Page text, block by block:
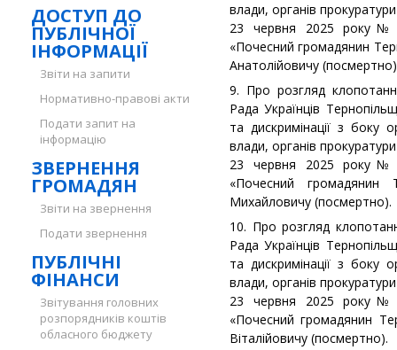
ДОСТУП ДО
ПУБЛІЧНОЇ
ІНФОРМАЦІЇ
Звіти на запити
Нормативно-правові акти
Подати запит на
інформацію
ЗВЕРНЕННЯ
ГРОМАДЯН
Звіти на звернення
Подати звернення
ПУБЛІЧНІ
ФІНАНСИ
Звітування головних
розпорядників коштів
обласного бюджету
влади, органів
23 червня 2025 року№
«Почесний громадянин
Анатолійовичу
9. Про розгляд
Рада Українців
та дискримінації з боку
влади, органів
23 червня 2025 року№
«Почесний громадянин
Михайловичу (посмертно).
10. Про розгляд
Рада Українців
та дискримінації з боку
влади, органів
23 червня 2025 року№
«Почесний громадянин
Віталійовичу (посмертно).